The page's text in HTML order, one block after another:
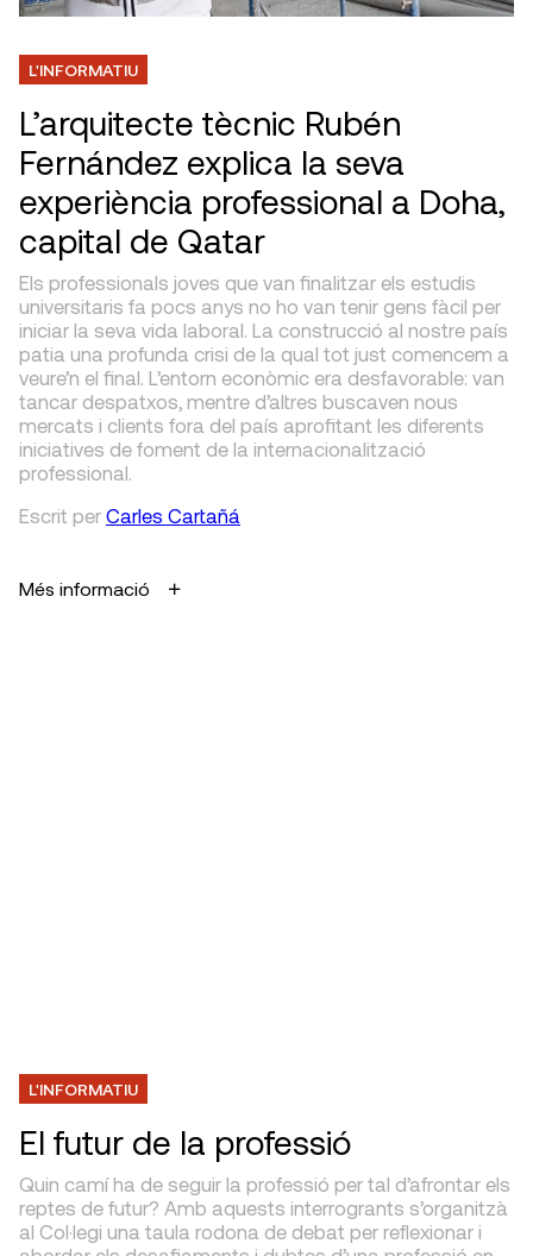
L'INFORMATIU
L’arquitecte tècnic Rubén
Fernández explica la seva
experiència professional a Doha,
capital de Qatar
Els professionals joves que van finalitzar els estudis
universitaris fa pocs anys no ho van tenir gens fàcil per
iniciar la seva vida laboral. La construcció al nostre país
patia una profunda crisi de la qual tot just comencem a
veure’n el final. L’entorn econòmic era desfavorable: van
tancar despatxos, mentre d’altres buscaven nous
mercats i clients fora del país aprofitant les diferents
iniciatives de foment de la internacionalització
professional.
Escrit per Carles Cartañá
Més informació
L'INFORMATIU
El futur de la professió
Quin camí ha de seguir la professió per tal d’afrontar els
reptes de futur? Amb aquests interrogrants s’organitzà
al Col·legi una taula rodona de debat per reflexionar i